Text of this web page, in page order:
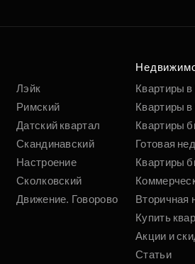
Лэйк
Римский
Датский квартал
Скандинавский
Настроение
Сколковский
Движение. Говорово
Квартиры
Квартиры в
Квартиры
Готовая
Квартиры
Вторичная
Купить
Акции и
Статьи